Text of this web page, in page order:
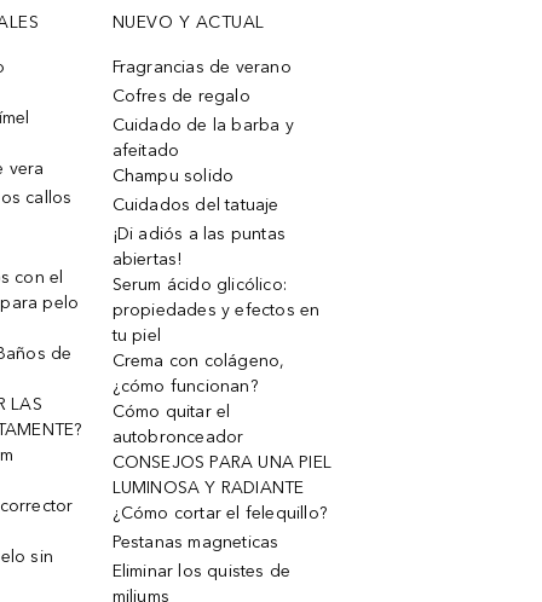
vera
callos
con el
pelo
de
LAS
sin
NUEVO Y ACTUAL
Fragrancias de verano
Cofres de regalo
Cuidado de la barba y
afeitado
Champu solido
Cuidados del tatuaje
¡Di adiós a las puntas
abiertas!
Serum ácido glicólico:
propiedades y efectos en
tu piel
Crema con colágeno,
¿cómo funcionan?
Cómo quitar el
autobronceador
CONSEJOS PARA UNA PIEL
LUMINOSA Y RADIANTE
¿Cómo cortar el felequillo?
Pestanas magneticas
Eliminar los quistes de
miliums